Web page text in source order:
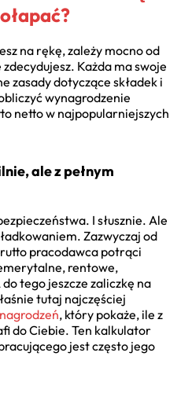
na rękę, zależy mocno od
Każda ma swoje
zasady dotyczące składek i
wynagrodzenie
netto w najpopularniejszych
ale z pełnym
I słusznie. Ale
Zazwyczaj od
pracodawca potrąci
rentowe,
tego jeszcze zaliczkę na
tutaj najczęściej
, który pokaże, ile z
do Ciebie. Ten kalkulator
jest często jego